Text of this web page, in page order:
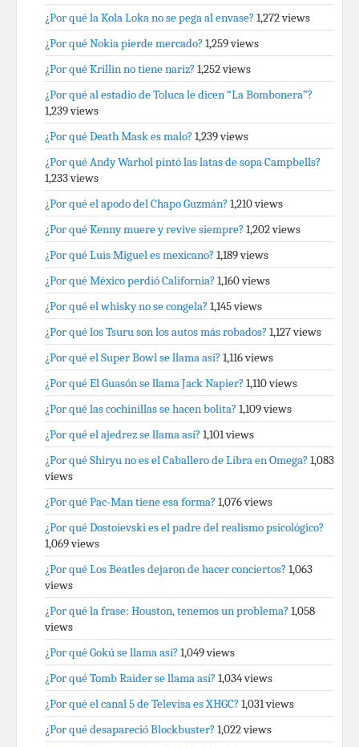
¿Por qué la Kola Loka no se pega al envase? 1,272 views
¿Por qué Nokia pierde mercado? 1,259 views
¿Por qué Krillin no tiene nariz? 1,252 views
¿Por qué al estadio de Toluca le dicen “La Bombonera”?
1,239 views
¿Por qué Death Mask es malo? 1,239 views
¿Por qué Andy Warhol pintó las latas de sopa Campbells?
1,233 views
¿Por qué el apodo del Chapo Guzmán? 1,210 views
¿Por qué Kenny muere y revive siempre? 1,202 views
¿Por qué Luis Miguel es mexicano? 1,189 views
¿Por qué México perdió California? 1,160 views
¿Por qué el whisky no se congela? 1,145 views
¿Por qué los Tsuru son los autos más robados? 1,127 views
¿Por qué el Super Bowl se llama así? 1,116 views
¿Por qué El Guasón se llama Jack Napier? 1,110 views
¿Por qué las cochinillas se hacen bolita? 1,109 views
¿Por qué el ajedrez se llama así? 1,101 views
¿Por qué Shiryu no es el Caballero de Libra en Omega? 1,083
views
¿Por qué Pac-Man tiene esa forma? 1,076 views
¿Por qué Dostoievski es el padre del realismo psicológico?
1,069 views
¿Por qué Los Beatles dejaron de hacer conciertos? 1,063
views
¿Por qué la frase: Houston, tenemos un problema? 1,058
views
¿Por qué Gokú se llama así? 1,049 views
¿Por qué Tomb Raider se llama así? 1,034 views
¿Por qué el canal 5 de Televisa es XHGC? 1,031 views
¿Por qué desapareció Blockbuster? 1,022 views